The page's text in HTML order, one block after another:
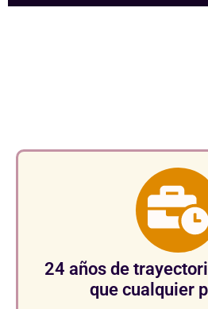
24 años de
que cualquier